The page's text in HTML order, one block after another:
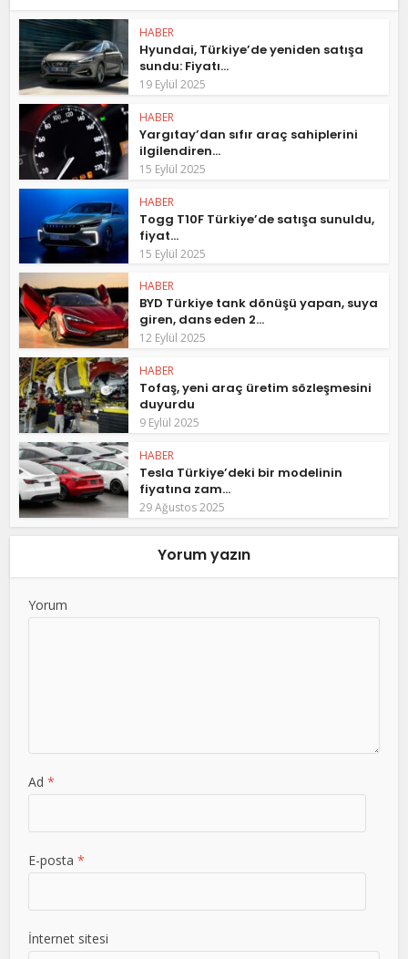
HABER
Hyundai, Türkiye’de yeniden satışa
sundu: Fiyatı...
19 Eylül 2025
HABER
Yargıtay’dan sıfır araç sahiplerini
ilgilendiren...
15 Eylül 2025
HABER
Togg T10F Türkiye’de satışa sunuldu,
fiyat...
15 Eylül 2025
HABER
BYD Türkiye tank dönüşü yapan, suya
giren, dans eden 2...
12 Eylül 2025
HABER
Tofaş, yeni araç üretim sözleşmesini
duyurdu
9 Eylül 2025
HABER
Tesla Türkiye’deki bir modelinin
fiyatına zam...
29 Ağustos 2025
Yorum yazın
Yorum
Ad*
E-posta*
İnternet sitesi